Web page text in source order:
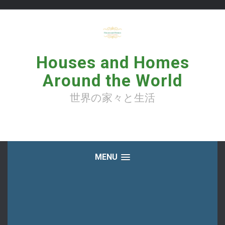
Houses and Homes
Around the World
世界の家々と生活
MENU